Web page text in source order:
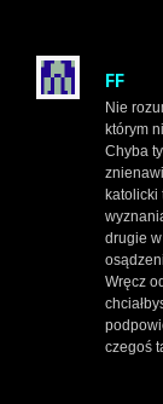
FF
Nie
którym
Chyba
drugie
Wręcz
czegoś